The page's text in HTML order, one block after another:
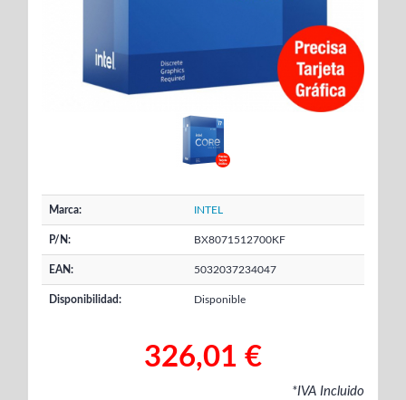
Marca: INTEL
P/N: BX8071512700KF
EAN: 5032037234047
Disponibilidad: Disponible
326,01 €
*IVA Incluido